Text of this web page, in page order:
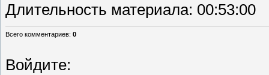
Длительность материала: 00:53:00
Всего комментариев: 0
Войдите: